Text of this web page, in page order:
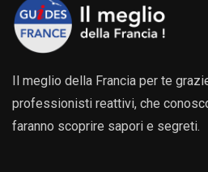
Il meglio della Francia per te
professionisti reattivi, che
faranno scoprire sapori e segreti.